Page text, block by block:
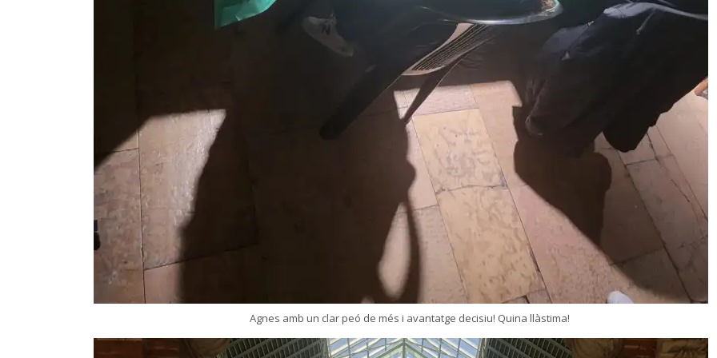
Agnes amb un clar peó de més i avantatge decisiu! Quina llàstima!